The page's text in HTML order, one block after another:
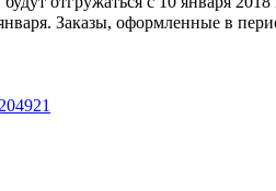
Заказы, оформленные в